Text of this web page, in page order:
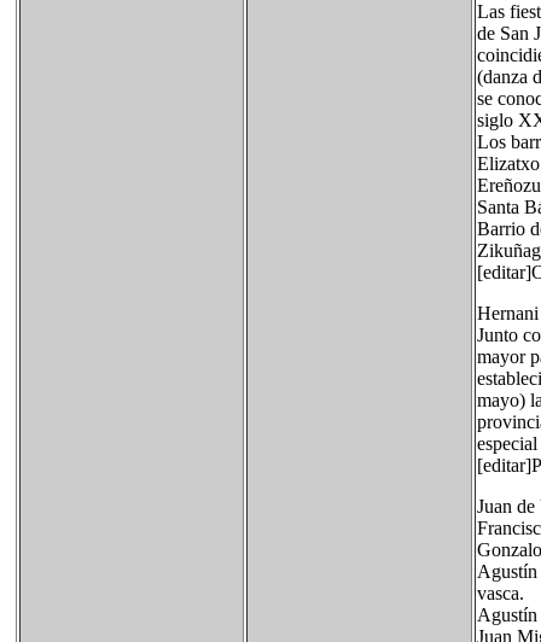
Las
de San
(danza
se
siglo
Los
Santa
Barrio
Hernani
Junto
mayor
mayo)
Juan
Agustín
vasca.
Agustín
Juan